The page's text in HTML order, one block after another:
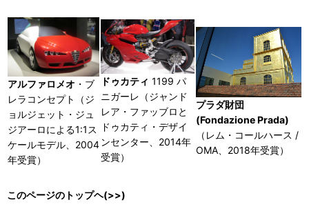
アルファロメオ ・ブ
レラコンセプト（ジ
ョルジェット・ジュ
ジアーロによる1:1ス
ケールモデル、2004
年受賞）
ドゥカティ 1199 パ
ニガーレ（ジャンド
レア・ファッブロと
ドゥカティ・デザイ
ンセンター、2014年
受賞）
プラダ財団
(Fondazione Prada)
（レム・コールハース /
OMA、2018年受賞）
このページのトップヘ(>>)